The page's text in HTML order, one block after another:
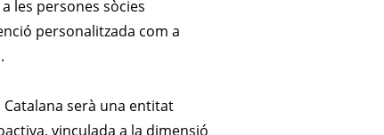
les persones sòcies
personalitzada com a
Catalana serà una entitat
vinculada a la dimensió